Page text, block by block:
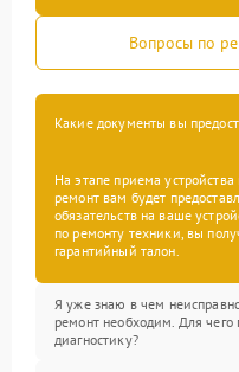
Вопросы по
Какие документы вы
На этапе приема
ремонт вам будет
обязательств на ваше
по ремонту техники, вы
гарантийный талон.
Я уже знаю в чем
ремонт необходим. Для чего
диагностику?